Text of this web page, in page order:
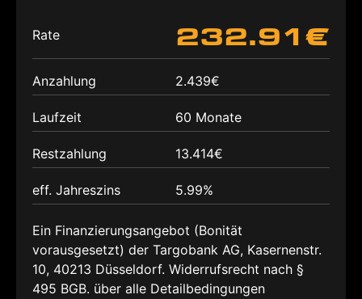
Rate 232.91€
Anzahlung 2.439€
Laufzeit 60 Monate
Restzahlung 13.414€
eff. Jahreszins 5.99%
Ein Finanzierungsangebot (Bonität
vorausgesetzt) der Targobank AG, Kasernenstr.
10, 40213 Düsseldorf. Widerrufsrecht nach §
495 BGB. über alle Detailbedingungen